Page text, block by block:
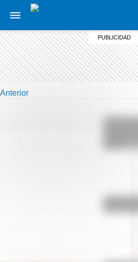
Anterior
¿Sabías